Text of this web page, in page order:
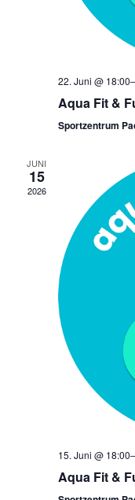
22. Juni @ 18:00–
Aqua Fit &
Sportzentrum
JUNI
15
2026
15. Juni @ 18:00–
Aqua Fit &